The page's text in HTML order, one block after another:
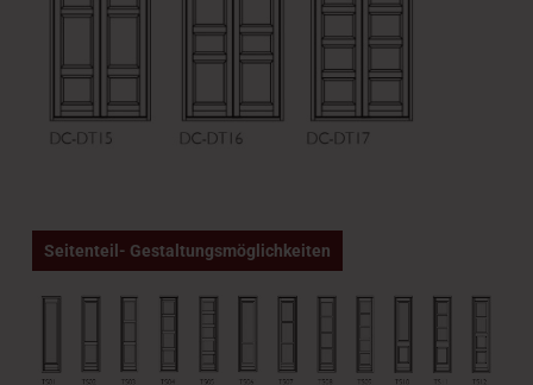
Seitenteil- Gestaltungsmöglichkeiten